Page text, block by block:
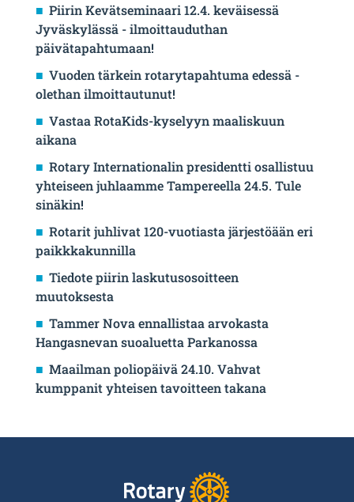
Piirin Kevätseminaari 12.4. keväisessä
Jyväskylässä - ilmoittauduthan
päivätapahtumaan!
Vuoden tärkein rotarytapahtuma edessä -
olethan ilmoittautunut!
Vastaa RotaKids-kyselyyn maaliskuun
aikana
Rotary Internationalin presidentti osallistuu
yhteiseen juhlaamme Tampereella 24.5. Tule
sinäkin!
Rotarit juhlivat 120-vuotiasta järjestöään eri
paikkkakunnilla
Tiedote piirin laskutusosoitteen
muutoksesta
Tammer Nova ennallistaa arvokasta
Hangasnevan suoaluetta Parkanossa
Maailman poliopäivä 24.10. Vahvat
kumppanit yhteisen tavoitteen takana